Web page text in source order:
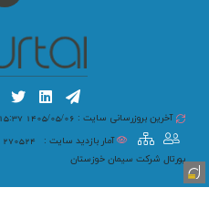
آخرین بروزرسانی سایت : 1405/05/06 15:37
آمار بازدید سایت :
270524
پورتال شرکت سیمان خوزستان